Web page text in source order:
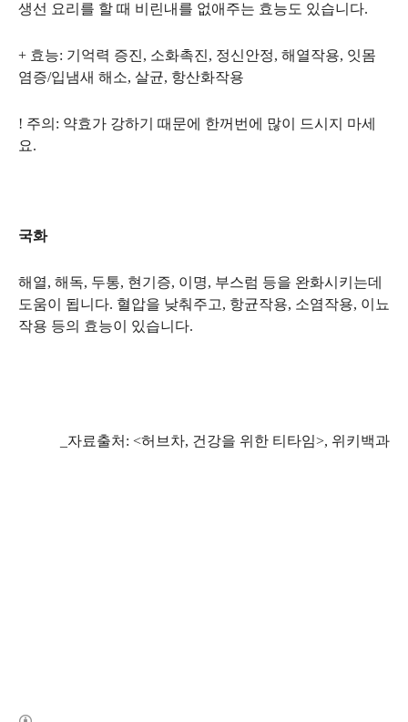
생선 요리를 할 때 비린내를 없애주는 효능도 있습니다.
+ 효능: 기억력 증진, 소화촉진, 정신안정, 해열작용, 잇몸
염증/입냄새 해소, 살균, 항산화작용
! 주의: 약효가 강하기 때문에 한꺼번에 많이 드시지 마세
요.
국화
해열, 해독, 두통, 현기증, 이명, 부스럼 등을 완화시키는데
도움이 됩니다. 혈압을 낮춰주고, 항균작용, 소염작용, 이뇨
작용 등의 효능이 있습니다.
_자료출처: <허브차, 건강을 위한 티타임>, 위키백과